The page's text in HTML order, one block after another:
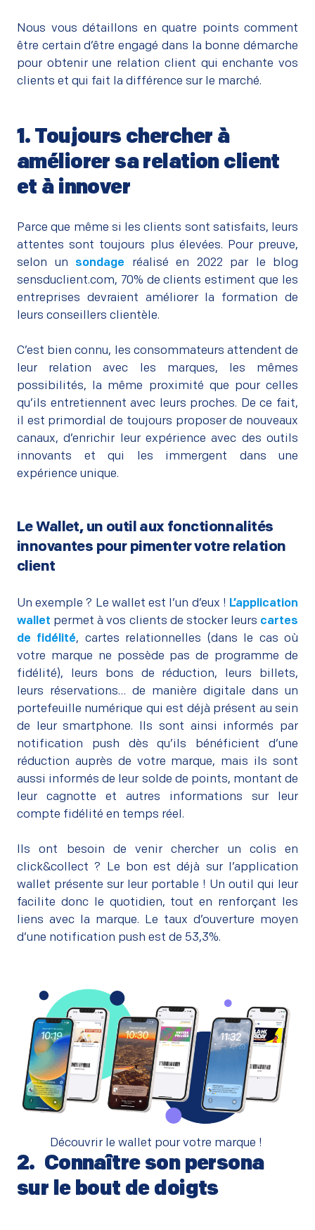
Nous vous détaillons en quatre points comment
être certain d’être engagé dans la bonne démarche
pour obtenir une relation client qui enchante vos
clients et qui fait la différence sur le marché.
1. Toujours chercher à
améliorer sa relation client
et à innover
Parce que même si les clients sont satisfaits, leurs
attentes sont toujours plus élevées. Pour preuve,
selon un
sondage
réalisé en 2022 par le blog
sensduclient.com, 70% de clients estiment que les
entreprises devraient améliorer la formation de
leurs conseillers clientèle.
C’est bien connu, les consommateurs attendent de
leur relation avec les marques, les mêmes
possibilités, la même proximité que pour celles
qu’ils entretiennent avec leurs proches. De ce fait,
il est primordial de toujours proposer de nouveaux
canaux, d’enrichir leur expérience avec des outils
innovants et qui les immergent dans une
expérience unique.
Le Wallet, un outil aux fonctionnalités
innovantes pour pimenter votre relation
client
Un exemple ? Le wallet est l’un d’eux ! L’application
wallet permet à vos clients de stocker leurs cartes
de fidélité, cartes relationnelles (dans le cas où
votre marque ne possède pas de programme de
fidélité), leurs bons de réduction, leurs billets,
leurs réservations… de manière digitale dans un
portefeuille numérique qui est déjà présent au sein
de leur smartphone. Ils sont ainsi informés par
notification push dès qu’ils bénéficient d’une
réduction auprès de votre marque, mais ils sont
aussi informés de leur solde de points, montant de
leur cagnotte et autres informations sur leur
compte fidélité en temps réel.
Ils ont besoin de venir chercher un colis en
click&collect ? Le bon est déjà sur l’application
wallet présente sur leur portable ! Un outil qui leur
facilite donc le quotidien, tout en renforçant les
liens avec la marque. Le taux d’ouverture moyen
d’une notification push est de 53,3%.
Découvrir le wallet pour votre marque !
2. Connaître son persona
sur le bout de doigts